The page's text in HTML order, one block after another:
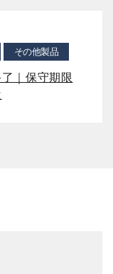
その他製品
｜保守期限